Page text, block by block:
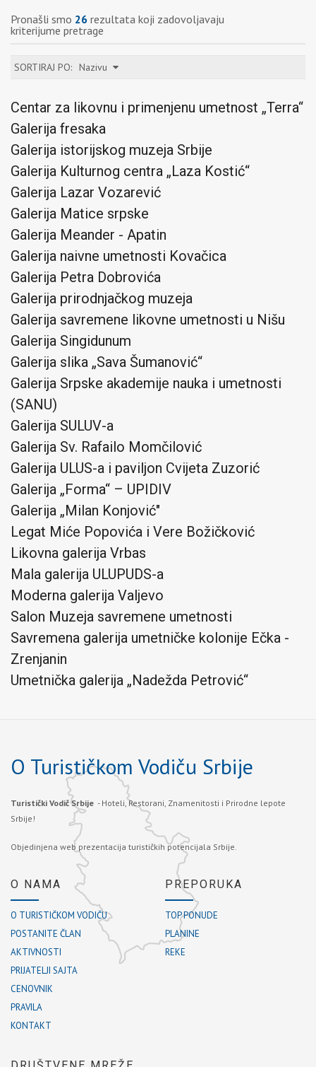
Pronašli smo 26 rezultata koji zadovoljavaju
kriterijume pretrage
SORTIRAJ PO: Nazivu
Centar za likovnu i primenjenu umetnost „Terra“
Galerija fresaka
Galerija istorijskog muzeja Srbije
Galerija Kulturnog centra „Laza Kostić“
Galerija Lazar Vozarević
Galerija Matice srpske
Galerija Meander - Apatin
Galerija naivne umetnosti Kovačica
Galerija Petra Dobrovića
Galerija prirodnjačkog muzeja
Galerija savremene likovne umetnosti u Nišu
Galerija Singidunum
Galerija slika „Sava Šumanović“
Galerija Srpske akademije nauka i umetnosti
(SANU)
Galerija SULUV-a
Galerija Sv. Rafailo Momčilović
Galerija ULUS-a i paviljon Cvijeta Zuzorić
Galerija „Forma“ – UPIDIV
Galerija „Milan Konjović"
Legat Miće Popovića i Vere Božičković
Likovna galerija Vrbas
Mala galerija ULUPUDS-a
Moderna galerija Valjevo
Salon Muzeja savremene umetnosti
Savremena galerija umetničke kolonije Ečka -
Zrenjanin
Umetnička galerija „Nadežda Petrović“
O Turističkom Vodiču Srbije
Turistički Vodič Srbije - Hoteli, Restorani, Znamenitosti i Prirodne lepote
Srbije!
Objedinjena web prezentacija turističkih potencijala Srbije.
O NAMA
O TURISTIČKOM VODIČU
POSTANITE ČLAN
AKTIVNOSTI
PRIJATELJI SAJTA
CENOVNIK
PRAVILA
KONTAKT
PREPORUKA
TOP PONUDE
PLANINE
REKE